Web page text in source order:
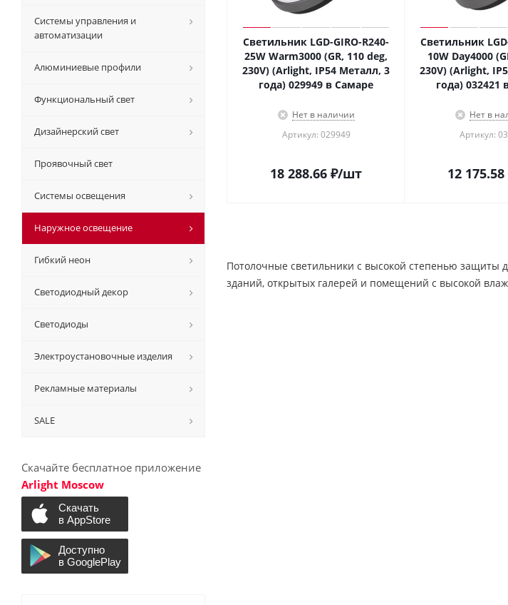
Светильник LGD-GIRO-R240-
25W Warm3000 (GR, 110 deg,
230V) (Arlight, IP54 Металл, 3
года) 029949 в Самаре
Нет в наличии
Артикул: 029949
18 288.66 ₽/шт
Светильник
10W Day4000
230V) (Arlight,
года) 032421
Нет в
Артикул:
12 175.58
Потолочные светильники с высокой степенью
зданий, открытых галерей и помещений с высокой
Системы управления и
автоматизации
Алюминиевые профили
Функциональный свет
Дизайнерский свет
Проявочный свет
Системы освещения
Наружное освещение
Гибкий неон
Светодиодный декор
Светодиоды
Электроустановочные изделия
Рекламные материалы
SALE
Скачайте бесплатное приложение
Arlight Moscow